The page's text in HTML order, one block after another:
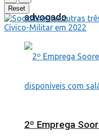
advogado
2º Emprega
Reset